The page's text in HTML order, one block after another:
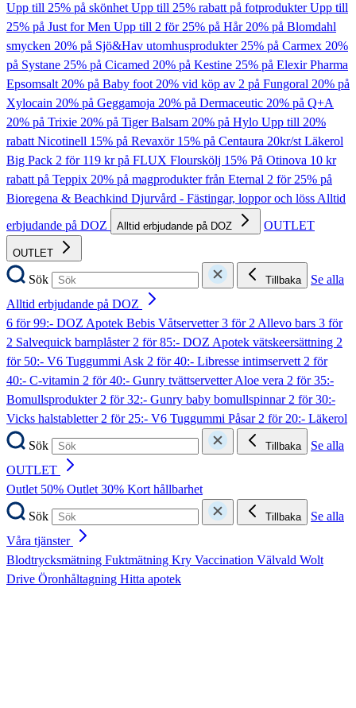
Upp till 25% på skönhetUpp till 25% rabatt på fotprodukterUpp till
25% på Just for Men Upp till 2 för 25% på Hår20% på Blomdahl
smycken 20% på Sjö&Hav utomhusprodukter25% på Carmex 20%
på Systane 25% på Cicamed 20% på Kestine 25% på Elexir Pharma
Epsomsalt20% på Baby foot20% vid köp av 2 på Fungoral 20% på
Xylocain 20% på Geggamoja 20% på Dermaceutic 20% på Q+A
20% på Trixie 20% på Tiger Balsam 20% på Hylo Upp till 20%
rabatt Nicotinell 15% på Revaxör 15% på Centaura 20kr/st Läkerol
Big Pack 2 för 119 kr på FLUX Flourskölj 15% På Otinova 10 kr
rabatt på Teppix 20% på magprodukter från Eternal 2 för 25% på
Bioregena & Beachkind Djurvård - Fästingar, loppor och lössAlltid
erbjudande på DOZ
Alltid erbjudande på DOZ OUTLET
OUTLET
Sök Tillbaka
Se alla
Alltid erbjudande på DOZ
6 för 99:- DOZ Apotek Bebis Våtservetter3 för 2 Allevo bars 3 för
2 Salvequick barnplåster2 för 85:- DOZ Apotek vätskeersättning 2
för 50:- V6 Tuggummi Ask 2 för 40:- Libresse intimservett2 för
40:- C-vitamin 2 för 40:- Gunry tvättservetter Aloe vera 2 för 35:-
Bomullsprodukter2 för 32:- Gunry baby bomullspinnar2 för 30:-
Vicks halstabletter2 för 25:- V6 Tuggummi Påsar2 för 20:- Läkerol
Sök
Tillbaka
Se alla
OUTLET
Outlet 50% Outlet 30% Kort hållbarhet
Sök
Tillbaka
Se alla
Våra tjänster
Blodtrycksmätning Fuktmätning Kry Vaccination Välvald Wolt
Drive Öronhåltagning Hitta apotek